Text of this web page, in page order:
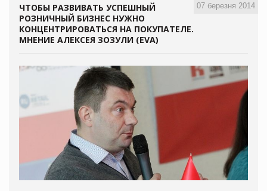
07 березня 2014
ЧТОБЫ РАЗВИВАТЬ УСПЕШНЫЙ
РОЗНИЧНЫЙ БИЗНЕС НУЖНО
КОНЦЕНТРИРОВАТЬСЯ НА ПОКУПАТЕЛЕ.
МНЕНИЕ АЛЕКСЕЯ ЗОЗУЛИ (EVA)